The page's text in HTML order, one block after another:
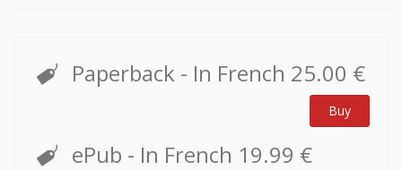
Paperback - In French 25.00 €
Buy
ePub - In French 19.99 €